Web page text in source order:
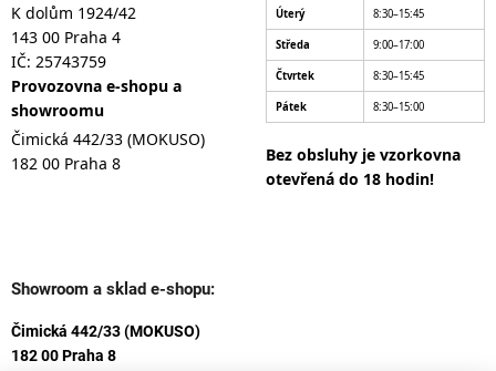
K dolům 1924/42
143 00 Praha 4
IČ: 25743759
Provozovna e-shopu a
showroomu
Čimická 442/33 (MOKUSO)
182 00 Praha 8
Úterý 8:30–15:45
Středa 9:00–17:00
Čtvrtek 8:30–15:45
Pátek 8:30–15:00
Bez obsluhy je vzorkovna
otevřená do 18 hodin!
Showroom a sklad e-shopu:
Čimická 442/33 (MOKUSO)
182 00 Praha 8